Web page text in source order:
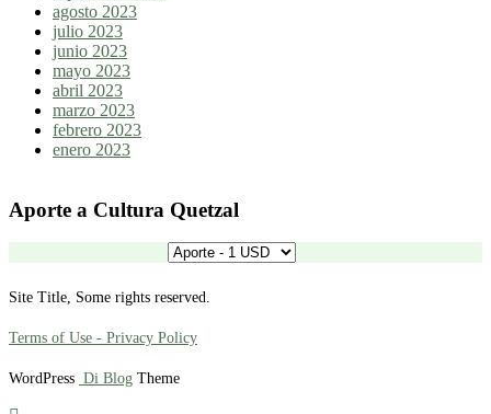
agosto 2023
julio 2023
junio 2023
mayo 2023
abril 2023
marzo 2023
febrero 2023
enero 2023
Aporte a Cultura Quetzal
Site Title, Some rights reserved.
Terms of Use - Privacy Policy
WordPress Di Blog Theme